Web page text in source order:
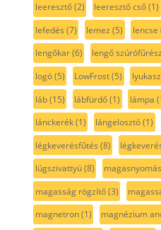
leeresztő(2) leeresztő cső(1)
lefedés (7) lemez (5) lencse
lengőkar(6) lengő szúrófűrész
logó(5) LowFrost(5)
láb(15) lábfürdő(1) lámpa
lánckerék(1) lángelosztó(1)
légkeverésfűtés (8)
lúgszivattyú(8)
magasság rögzítő(3)
magnetron(1) magnézium